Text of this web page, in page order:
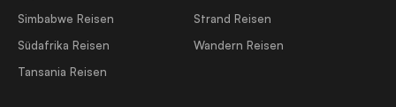
Simbabwe Reisen
Südafrika Reisen
Tansania Reisen
Strand Reisen
Wandern Reisen